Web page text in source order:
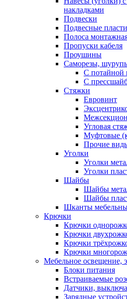
накладками
Подвески
Подвесные
Полоса
Пропуски кабеля
Проушины
Саморезы,
С потайной
С
Стяжки
Евровинт
Угловая
Муфтовые
Прочие
Уголки
Уголки
Уголки
Шайбы
Шайбы
Шайбы
Шканты
Крючки
Крючки
Крючки
Крючки
Крючки
Мебельное освещение,
Блоки питания
Встраиваемые
Датчики,
Зарядные